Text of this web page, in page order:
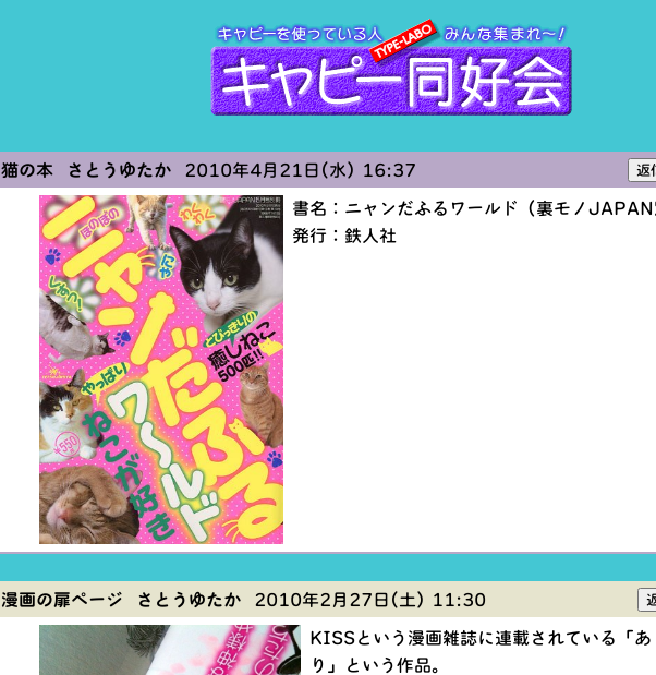
猫の本 さとうゆたか2010年4月21日(水) 16:37
書名：ニャンだふるワールド（裏モノJAPAN
発行：鉄人社
漫画の扉ページ さとうゆたか2010年2月27日(土) 11:30
KISSという漫画雑誌に連載されている「あ
り」という作品。